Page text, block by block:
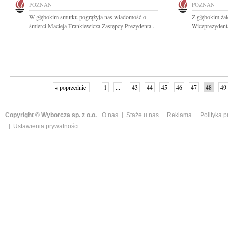
POZNAŃ
W głębokim smutku pogrążyła nas wiadomość o
śmierci Macieja Frankiewicza Zastępcy Prezydenta...
POZNAŃ
Z głębokim
« poprzednie 1 ... 43 44 45 46 47 48 49
Copyright © Wyborcza sp. z o.o. O nas Staże u nas Reklama
Polityka
Ustawienia prywatności